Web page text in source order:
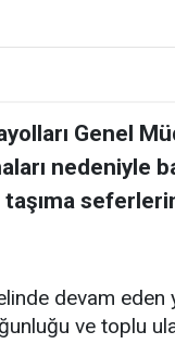
Genel
nedeniyle
taşıma
devam eden
ve toplu